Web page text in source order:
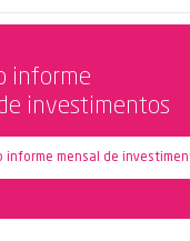
informe
investimentos
informe mensal de